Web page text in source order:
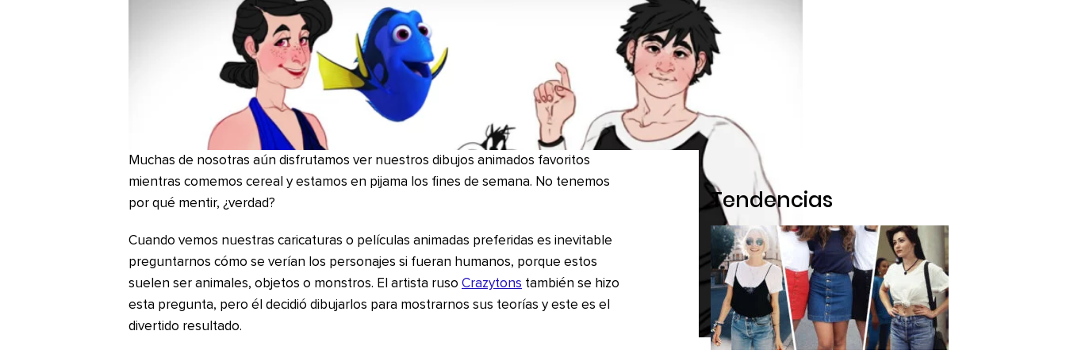
Muchas de nosotras aún disfrutamos ver nuestros dibujos animados favoritos
mientras comemos cereal y estamos en pijama los fines de semana. No tenemos
por qué mentir, ¿verdad?
Cuando vemos nuestras caricaturas o películas animadas preferidas es inevitable
preguntarnos cómo se verían los personajes si fueran humanos, porque estos
suelen ser animales, objetos o monstros. El artista ruso Crazytons también se hizo
esta pregunta, pero él decidió dibujarlos para mostrarnos sus teorías y este es el
divertido resultado.
Tendencias